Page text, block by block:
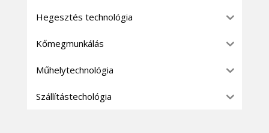
Hegesztés technológia
Kőmegmunkálás
Műhelytechnológia
Szállítástechológia